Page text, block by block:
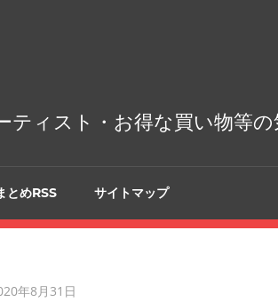
ィスト・お得な買い物等
とめRSS サイトマップ
年8月31日